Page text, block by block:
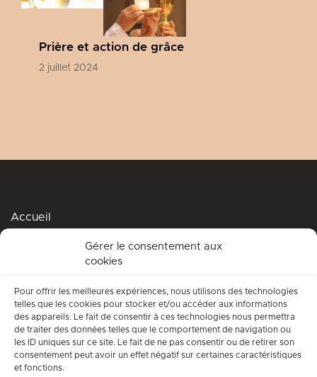
Gérer le consentement aux
cookies
Pour offrir les meilleures expériences, nous utilisons des technologies
telles que les cookies pour stocker et/ou accéder aux informations
des appareils. Le fait de consentir à ces technologies nous permettra
de traiter des données telles que le comportement de navigation ou
les ID uniques sur ce site. Le fait de ne pas consentir ou de retirer son
consentement peut avoir un effet négatif sur certaines caractéristiques
et fonctions.
Prière et action de grâce
2 juillet 2024
Accueil
Accompagnement spirituel
Qui suis-je ?
Conditions générales d’utilisation
Mentions légales